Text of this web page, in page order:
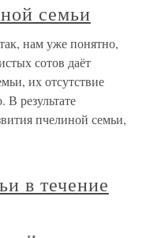
семьи
нам уже понятно,
сотов даёт
их отсутствие
В результате
пчелиной семьи,
в течение